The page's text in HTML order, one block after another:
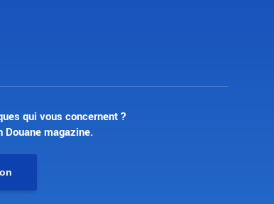
qui vous concernent ?
magazine.